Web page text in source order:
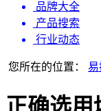
品牌大全
产品搜索
行业动态
您所在的位置： 易